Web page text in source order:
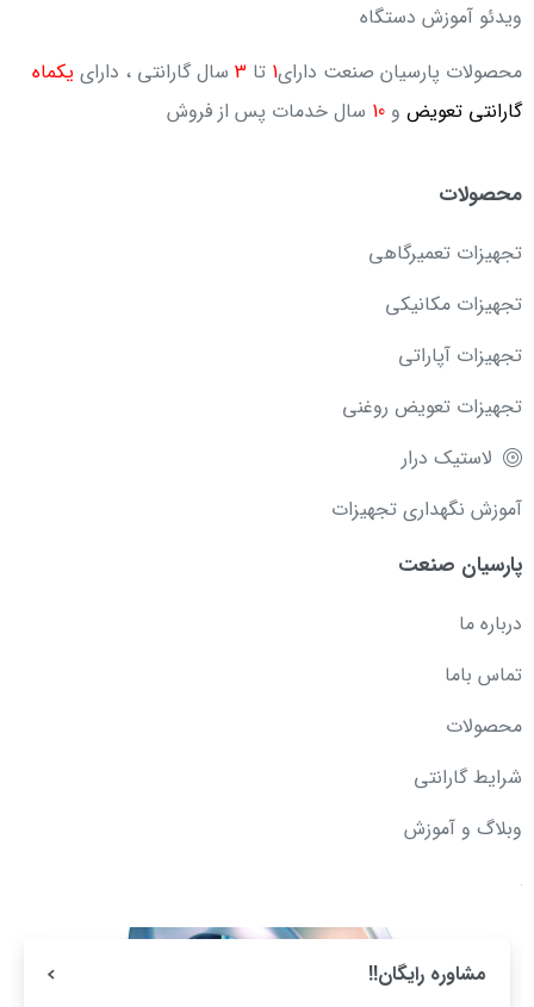
ویدئو آموزش دستگاه
محصولات پارسیان صنعت دارای1 تا 3 سال گارانتی ، دارای یکماه
گارانتی تعویض و 10 سال خدمات پس از فروش
محصولات
تجهیزات تعمیرگاهی
تجهیزات مکانیکی
تجهیزات آپاراتی
تجهیزات تعویض روغنی
لاستیک درار
آموزش نگهداری تجهیزات
پارسیان صنعت
درباره ما
تماس باما
محصولات
شرایط گارانتی
وبلاگ و آموزش
مشاوره رایگان!!